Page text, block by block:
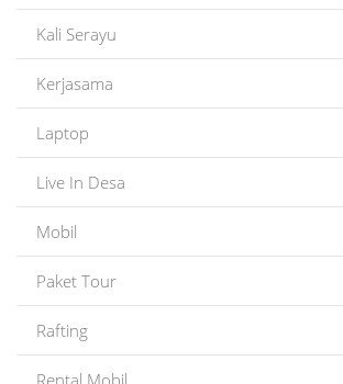
Kali Serayu
Kerjasama
Laptop
Live In Desa
Mobil
Paket Tour
Rafting
Rental Mobil